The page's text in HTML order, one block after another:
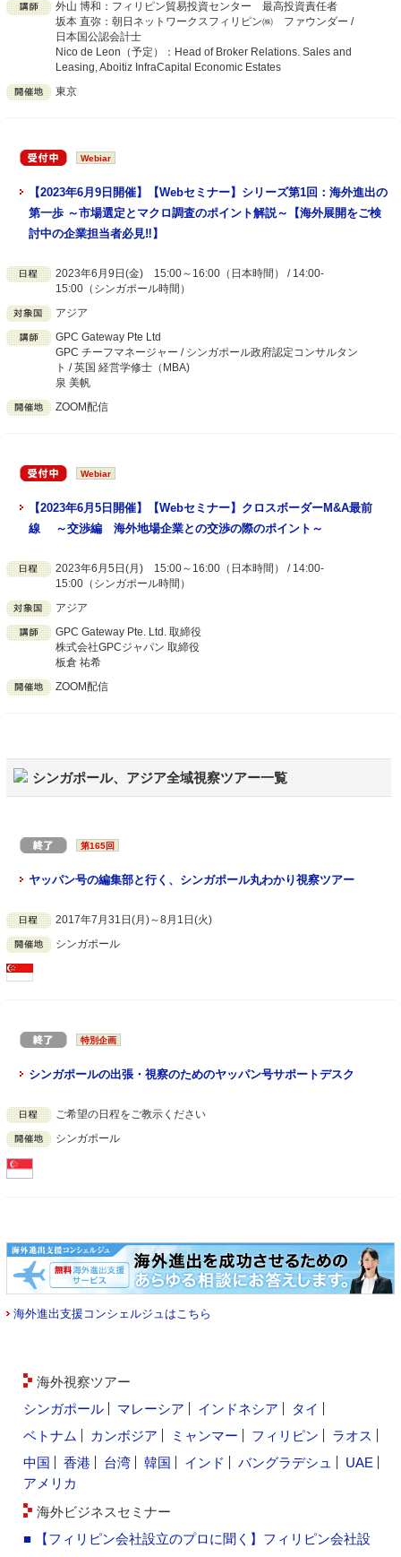
外山 博和：フィリピン貿易投資センター 最高投資責任者
坂本 直弥：朝日ネットワークスフィリピン㈱ ファウンダー /
日本国公認会計士
Nico de Leon（予定）：Head of Broker Relations. Sales and
Leasing, Aboitiz InfraCapital Economic Estates
東京
Webiar
【2023年6月9日開催】【Webセミナー】シリーズ第1回：海外進出の
第一歩 ～市場選定とマクロ調査のポイント解説～【海外展開をご検
討中の企業担当者必見‼】
2023年6月9日(金) 15:00～16:00（日本時間） / 14:00-
15:00（シンガポール時間）
アジア
GPC Gateway Pte Ltd
GPC チーフマネージャー / シンガポール政府認定コンサルタン
ト / 英国 経営学修士（MBA)
泉 美帆
ZOOM配信
Webiar
【2023年6月5日開催】【Webセミナー】クロスボーダーM&A最前
線 ～交渉編 海外地場企業との交渉の際のポイント～
2023年6月5日(月) 15:00～16:00（日本時間） / 14:00-
15:00（シンガポール時間）
アジア
GPC Gateway Pte. Ltd. 取締役
株式会社GPCジャパン 取締役
板倉 祐希
ZOOM配信
シンガポール、アジア全域視察ツアー一覧
第165回
ヤッパン号の編集部と行く、シンガポール丸わかり視察ツアー
2017年7月31日(月)～8月1日(火)
シンガポール
特別企画
シンガポールの出張・視察のためのヤッパン号サポートデスク
ご希望の日程をご教示ください
シンガポール
海外進出支援コンシェルジュはこちら
海外視察ツアー
シンガポール
マレーシア インドネシア
タイ
ベトナム
カンボジア ミャンマー フィリピン
ラオス
中国
香港 台湾 韓国 インド バングラデシュ
UAE
アメリカ
海外ビジネスセミナー
■ 【フィリピン会社設立のプロに聞く】フィリピン会社設